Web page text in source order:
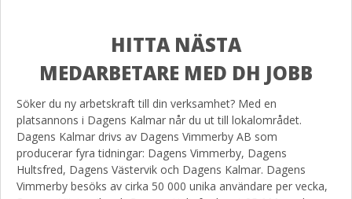
HITTA NÄSTA
MEDARBETARE MED DH JOBB
Söker du ny arbetskraft till din verksamhet? Med en
platsannons i Dagens Kalmar når du ut till lokalområdet.
Dagens Kalmar drivs av Dagens Vimmerby AB som
producerar fyra tidningar: Dagens Vimmerby, Dagens
Hultsfred, Dagens Västervik och Dagens Kalmar. Dagens
Vimmerby besöks av cirka 50 000 unika användare per vecka,